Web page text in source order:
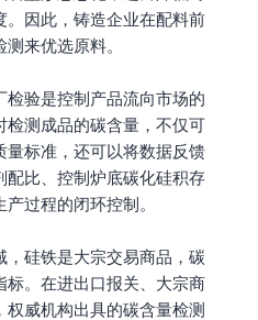
。因此，铸造企业在配料前
来优选原料。
检验是控制产品流向市场的
检测成品的碳含量，不仅可
量标准，还可以将数据反馈
配比、控制炉底碳化硅积存
过程的闭环控制。
硅铁是大宗交易商品，碳
标。在进出口报关、大宗商
威机构出具的碳含量检测